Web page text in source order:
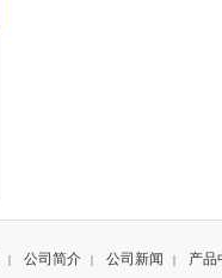
| 公司简介 | 公司新闻 | 产品